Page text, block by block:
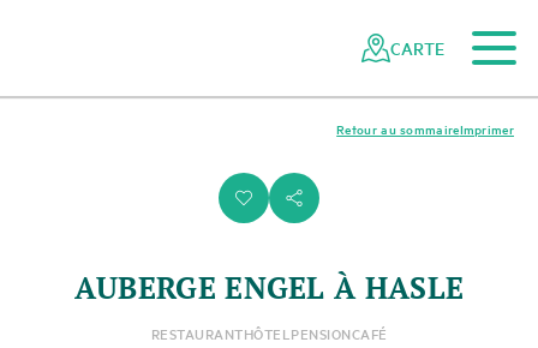
réseau
CARTE
i s
Imprimer
Retour au sommaire
AUBERGE ENGEL À HASLE
RESTAURANTHÔTELPENSIONCAFÉ